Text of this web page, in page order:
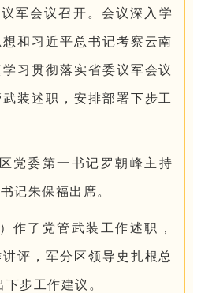
军会议召开。会议深入学
和习近平总书记考察云南
习贯彻落实省委议军会议
装述职，安排部署下步工
党委第一书记罗朝峰主持
记朱保福出席。
作了党管武装工作述职，
评，军分区领导史扎根总
步工作建议。